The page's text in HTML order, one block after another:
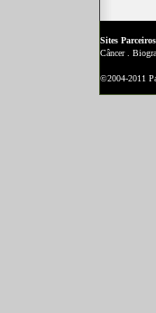
Sites
Câncer.
©2004-2011